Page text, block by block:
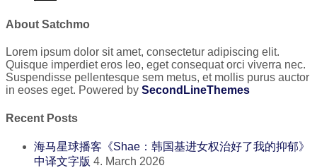
About Satchmo
Lorem ipsum dolor sit amet, consectetur adipiscing elit.
Quisque imperdiet eros leo, eget consequat orci viverra nec.
Suspendisse pellentesque sem metus, et mollis purus auctor
in eoses eget. Powered by SecondLineThemes
Recent Posts
海马星球播客《Shae：韩国基进女权治好了我的抑郁》
中译文字版 4. March 2026